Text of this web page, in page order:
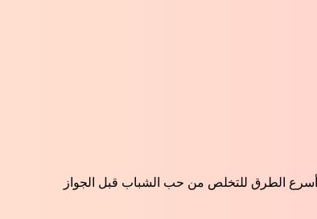
الطرق للتخلص من حب الشباب قبل الجواز